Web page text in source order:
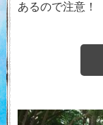
あるので注意！